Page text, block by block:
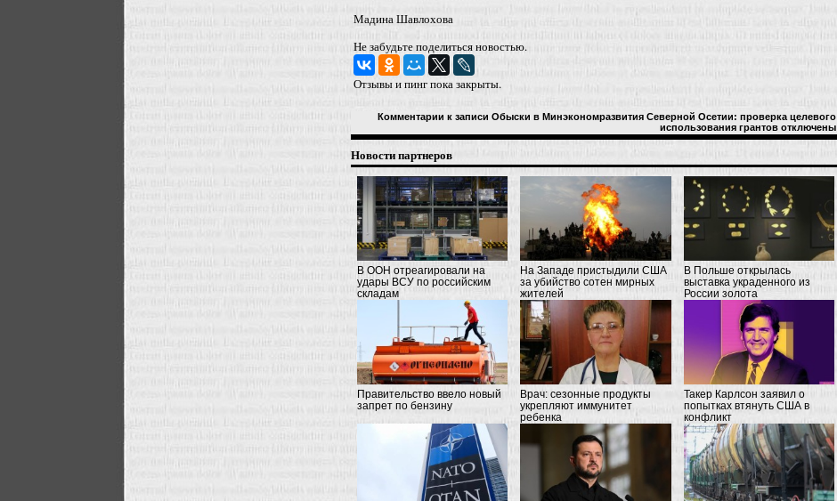
Мадина Шавлохова
Не забудьте поделиться новостью.
Отзывы и пинг пока закрыты.
Комментарии к записи Обыски в Минэкономразвития Северной Осетии: проверка целевого
использования грантов отключены
Новости партнеров
В ООН отреагировали на
удары ВСУ по российским
складам
На Западе пристыдили США
за убийство сотен мирных
жителей
В Польше открылась
выставка украденного из
России золота
Правительство ввело новый
запрет по бензину
Врач: сезонные продукты
укрепляют иммунитет
ребенка
Такер Карлсон заявил о
попытках втянуть США в
конфликт